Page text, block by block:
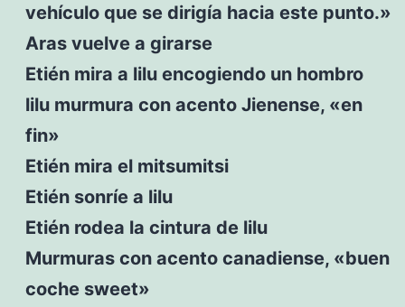
vehículo que se dirigía hacia este punto.»
Aras vuelve a girarse
Etién mira a lilu encogiendo un hombro
lilu murmura con acento Jienense, «en
fin»
Etién mira el mitsumitsi
Etién sonríe a lilu
Etién rodea la cintura de lilu
Murmuras con acento canadiense, «buen
coche sweet»